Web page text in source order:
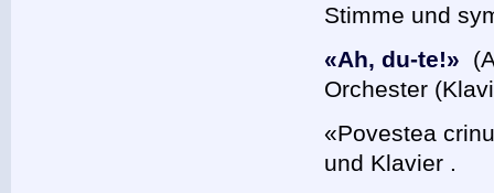
Stimme und
«Ah, du-te!»
Orchester
«Povestea
und Klavier .